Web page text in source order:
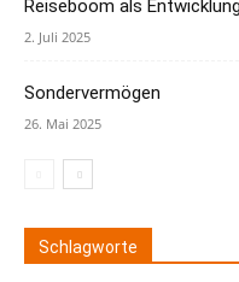
Reiseboom als
2. Juli 2025
Sondervermögen
26. Mai 2025
Schlagworte